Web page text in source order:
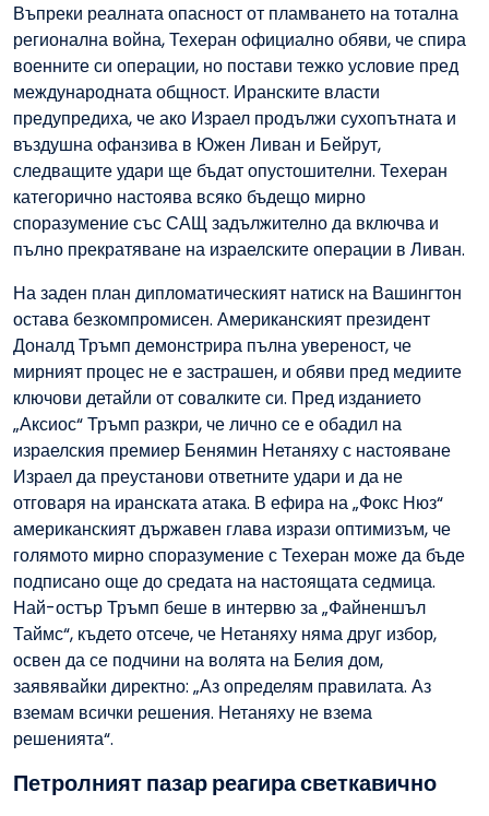
Въпреки реалната опасност от пламването на тотална
регионална война, Техеран официално обяви, че спира
военните си операции, но постави тежко условие пред
международната общност. Иранските власти
предупредиха, че ако Израел продължи сухопътната и
въздушна офанзива в Южен Ливан и Бейрут,
следващите удари ще бъдат опустошителни. Техеран
категорично настоява всяко бъдещо мирно
споразумение със САЩ задължително да включва и
пълно прекратяване на израелските операции в Ливан.
На заден план дипломатическият натиск на Вашингтон
остава безкомпромисен. Американският президент
Доналд Тръмп демонстрира пълна увереност, че
мирният процес не е застрашен, и обяви пред медиите
ключови детайли от совалките си. Пред изданието
„Аксиос“ Тръмп разкри, че лично се е обадил на
израелския премиер Бенямин Нетаняху с настояване
Израел да преустанови ответните удари и да не
отговаря на иранската атака. В ефира на „Фокс Нюз“
американският държавен глава изрази оптимизъм, че
голямото мирно споразумение с Техеран може да бъде
подписано още до средата на настоящата седмица.
Най-остър Тръмп беше в интервю за „Файненшъл
Таймс“, където отсече, че Нетаняху няма друг избор,
освен да се подчини на волята на Белия дом,
заявявайки директно: „Аз определям правилата. Аз
вземам всички решения. Нетаняху не взема
решенията“.
Петролният пазар реагира светкавично